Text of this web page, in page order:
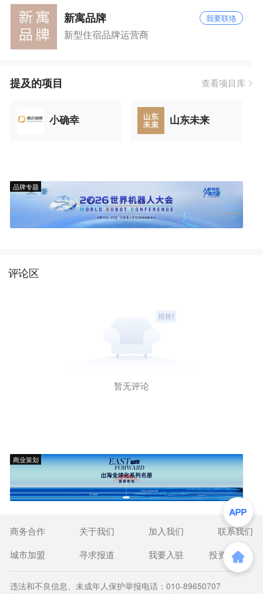
新寓品牌 我要联络
新型住宿品牌运营商
提及的项目 查看项目库
小确幸 山东未来
品牌专题
评论区
暂无评论
商业策划
商务合作 关于我们 加入我们
联系我们
城市加盟
寻求报道 我要入驻 投资者关系
违法和不良信息、未成年人保护举报电话：010-89650707